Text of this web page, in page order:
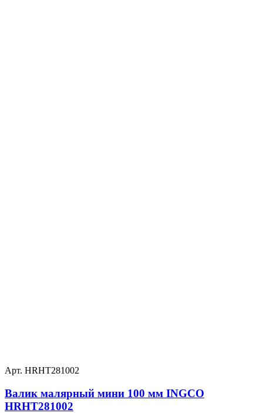
Арт. HRHT281002
Валик малярный мини 100 мм INGCO
HRHT281002